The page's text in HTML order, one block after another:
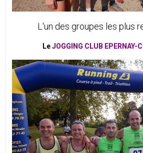
L'un des groupes les plus
LeJOGGING CLUB EPERNAY-